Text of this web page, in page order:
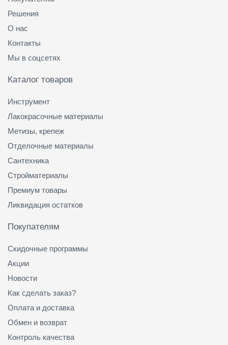
Решения
О нас
Контакты
Мы в соцсетях
Каталог товаров
Инструмент
Лакокрасочные материалы
Метизы, крепеж
Отделочные материалы
Сантехника
Стройматериалы
Премиум товары
Ликвидация остатков
Покупателям
Скидочные программы
Акции
Новости
Как сделать заказ?
Оплата и доставка
Обмен и возврат
Контроль качества